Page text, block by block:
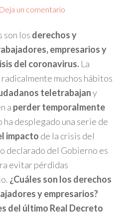
Deja un comentario
son los derechos y
empresarios y
del coronavirus. La
muchos hábitos
teletrabajany
a perder temporalmente
ha desplegado una serie de
impacto de la crisis del
declarado del Gobierno es
evitar pérdidas
¿Cuáles son los derechos
y empresarios?
del último Real Decreto